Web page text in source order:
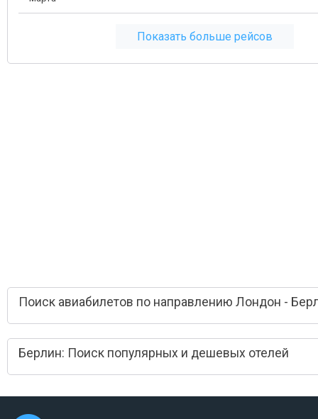
Показать больше рейсов
Поиск авиабилетов по направлению Лондон -
Берлин: Поиск популярных и дешевых отелей